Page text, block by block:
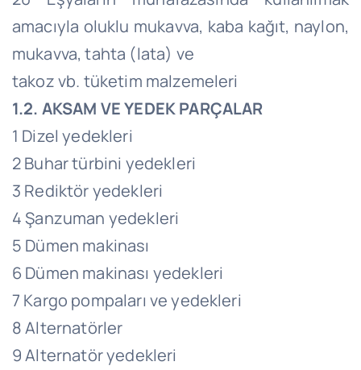
amacıyla oluklu mukavva, kaba kağıt, naylon,
mukavva, tahta (lata) ve
takoz vb. tüketim malzemeleri
1.2. AKSAM VE YEDEK PARÇALAR
1 Dizel yedekleri
2 Buhar türbini yedekleri
3 Rediktör yedekleri
4 Şanzuman yedekleri
5 Dümen makinası
6 Dümen makinası yedekleri
7 Kargo pompaları ve yedekleri
8 Alternatörler
9 Alternatör yedekleri